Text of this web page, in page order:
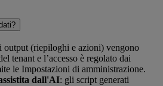
output (riepiloghi e azioni) vengono
tenant e l’accesso è regolato dai
le Impostazioni di amministrazione.
dall'AI: gli script generati